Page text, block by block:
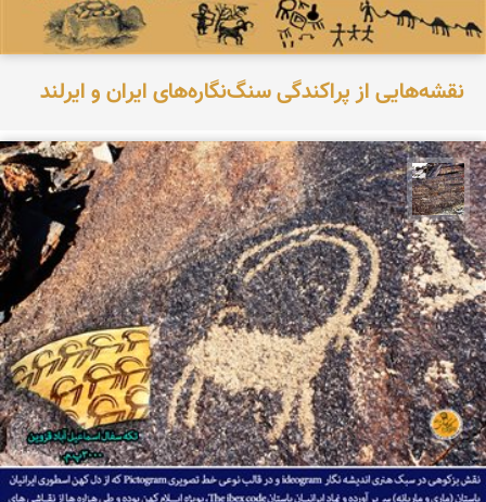
نقشه‌هایی از پراکندگی سنگ‌نگاره‌های ایران و ایرلند
محمد ناصری فرد